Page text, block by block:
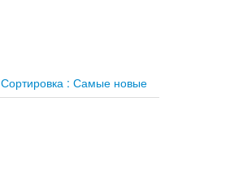
Сортировка : Самые новые